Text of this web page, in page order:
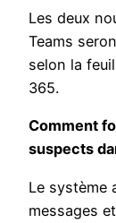
Les deux
Teams
selon la
365.
Comment
suspects
Le système
messages